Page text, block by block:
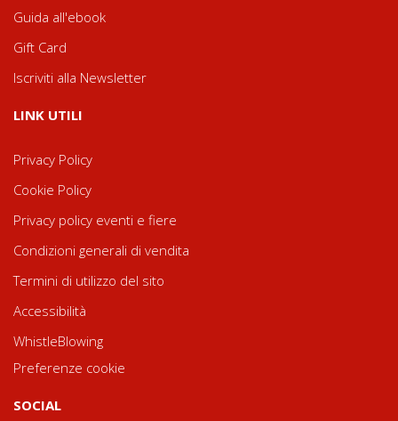
Guida all'ebook
Gift Card
Iscriviti alla Newsletter
LINK UTILI
Privacy Policy
Cookie Policy
Privacy policy eventi e fiere
Condizioni generali di vendita
Termini di utilizzo del sito
Accessibilità
WhistleBlowing
Preferenze cookie
SOCIAL